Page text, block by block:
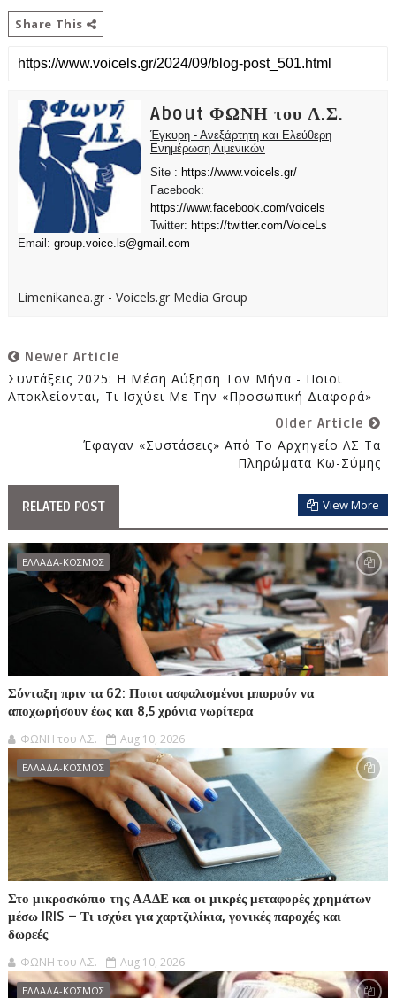
Share This
About ΦΩΝΗ του Λ.Σ.
Έγκυρη - Ανεξάρτητη και Ελεύθερη
Ενημέρωση Λιμενικών
Site : https://www.voicels.gr/
Facebook:
https://www.facebook.com/voicels
Twitter: https://twitter.com/VoiceLs
Email: group.voice.ls@gmail.com
Limenikanea.gr - Voicels.gr Media Group
Newer Article
Συντάξεις 2025: Η Μέση Αύξηση Τον Μήνα - Ποιοι
Αποκλείονται, Τι Ισχύει Με Την «προσωπική Διαφορά»
Older Article
Έφαγαν «συστάσεις» Από Το Αρχηγείο ΛΣ Τα
Πληρώματα Κω-Σύμης
RELATED POST View More
ΕΛΛΑΔΑ-ΚΟΣΜΟΣ
Σύνταξη πριν τα 62: Ποιοι ασφαλισμένοι μπορούν να
αποχωρήσουν έως και 8,5 χρόνια νωρίτερα
ΦΩΝΗ του Λ.Σ. Aug 10, 2026
ΕΛΛΑΔΑ-ΚΟΣΜΟΣ
Στο μικροσκόπιο της ΑΑΔΕ και οι μικρές μεταφορές χρημάτων
μέσω IRIS – Τι ισχύει για χαρτζιλίκια, γονικές παροχές και
δωρεές
ΦΩΝΗ του Λ.Σ. Aug 10, 2026
ΕΛΛΑΔΑ-ΚΟΣΜΟΣ